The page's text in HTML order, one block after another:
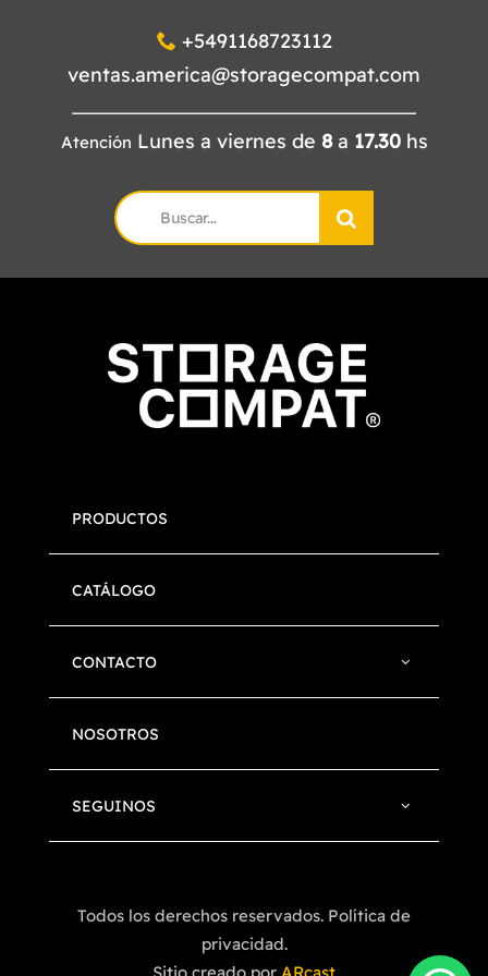
CATÁLOGO
+5491168723112
ventas.america@storagecompat.com
Atención Lunes a viernes de 8a 17.30hs
Search
for:
PRODUCTOS
CATÁLOGO
CONTACTO
NOSOTROS
SEGUINOS
Todos los derechos reservados. Política de
privacidad.